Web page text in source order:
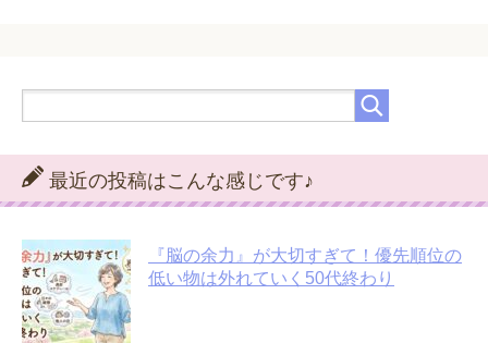
最近の投稿はこんな感じです♪
『脳の余力』が大切すぎて！優先順位の
低い物は外れていく50代終わり